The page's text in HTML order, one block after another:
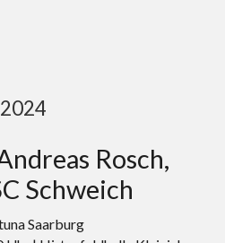
Rosch,
Schweich
Saarburg